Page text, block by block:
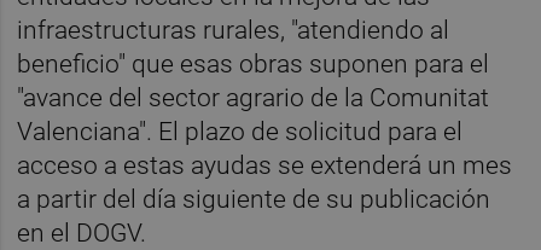
infraestructuras rurales, "atendiendo al
beneficio" que esas obras suponen para el
"avance del sector agrario de la Comunitat
Valenciana". El plazo de solicitud para el
acceso a estas ayudas se extenderá un mes
a partir del día siguiente de su publicación
en el DOGV.